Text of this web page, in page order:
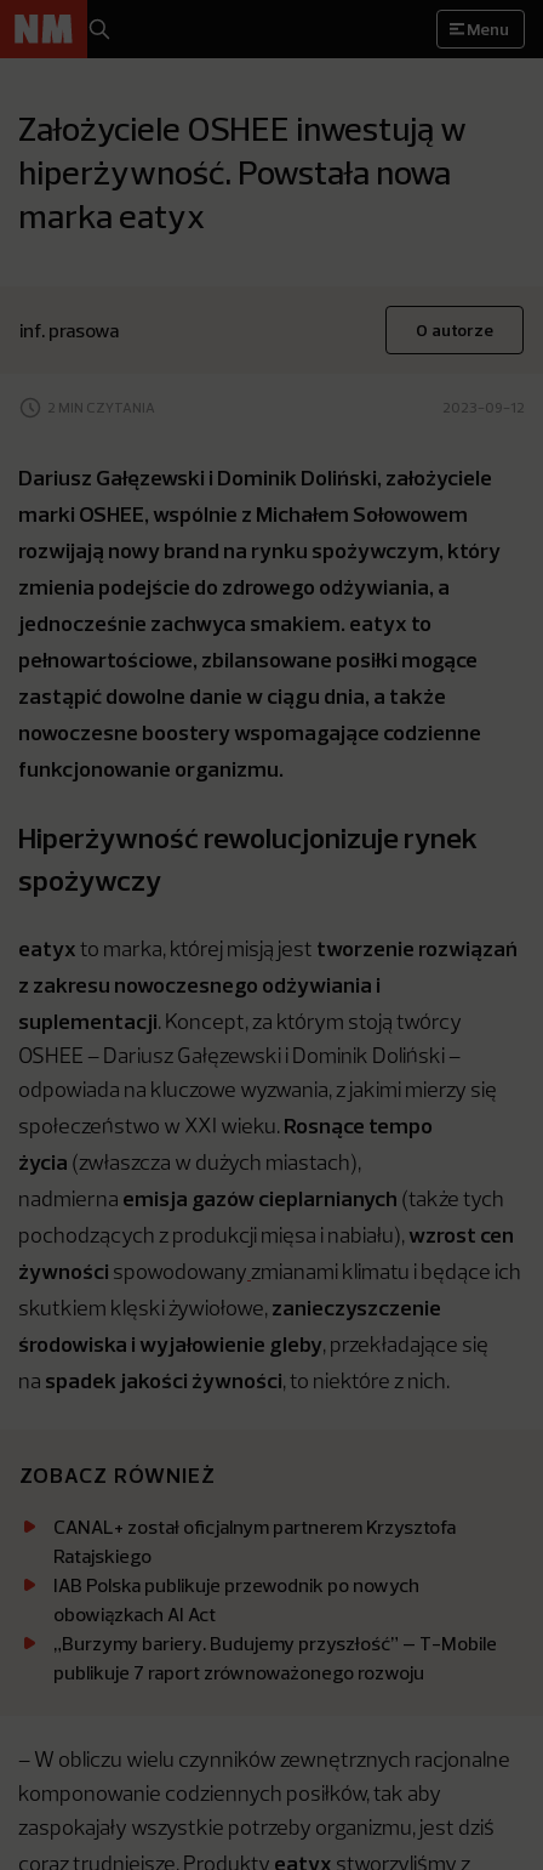
Menu
Założyciele OSHEE inwestują w
hiperżywność. Powstała nowa
marka eatyx
inf. prasowa O autorze
2 MIN CZYTANIA 2023-09-12
Dariusz Gałęzewski i Dominik Doliński, założyciele
marki OSHEE, wspólnie z Michałem Sołowowem
rozwijają nowy brand na rynku spożywczym, który
zmienia podejście do zdrowego odżywiania, a
jednocześnie zachwyca smakiem. eatyx to
pełnowartościowe, zbilansowane posiłki mogące
zastąpić dowolne danie w ciągu dnia, a także
nowoczesne boostery wspomagające codzienne
funkcjonowanie organizmu.
Hiperżywność rewolucjonizuje rynek
spożywczy
eatyx to marka, której misją jest tworzenie rozwiązań
z zakresu nowoczesnego odżywiania i
suplementacji. Koncept, za którym stoją twórcy
OSHEE – Dariusz Gałęzewski i Dominik Doliński –
odpowiada na kluczowe wyzwania, z jakimi mierzy się
społeczeństwo w XXI wieku. Rosnące tempo
życia (zwłaszcza w dużych miastach),
nadmierna emisja gazów cieplarnianych (także tych
pochodzących z produkcji mięsa i nabiału), wzrost cen
żywności spowodowany zmianami klimatu i będące ich
skutkiem klęski żywiołowe, zanieczyszczenie
środowiska i wyjałowienie gleby, przekładające się
na spadek jakości żywności, to niektóre z nich.
ZOBACZ RÓWNIEŻ
CANAL+ został oficjalnym partnerem Krzysztofa
Ratajskiego
IAB Polska publikuje przewodnik po nowych
obowiązkach AI Act
„Burzymy bariery. Budujemy przyszłość” – T-Mobile
publikuje 7 raport zrównoważonego rozwoju
– W obliczu wielu czynników zewnętrznych racjonalne
komponowanie codziennych posiłków, tak aby
zaspokajały wszystkie potrzeby organizmu, jest dziś
coraz trudniejsze. Produkty eatyx stworzyliśmy z